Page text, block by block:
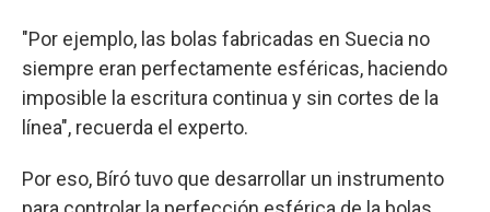
"Por ejemplo, las bolas fabricadas en Suecia no
siempre eran perfectamente esféricas, haciendo
imposible la escritura continua y sin cortes de la
línea", recuerda el experto.
Por eso, Bíró tuvo que desarrollar un instrumento